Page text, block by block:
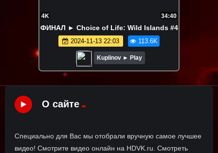
4K 34:40
ФИНАЛ ► Choice of Life: Wild Islands #4
2024-11-13 22:03 113.6K
Kuplinov ► Play
О сайте
Специально для Вас мы отобрали вручную самое лучшее
видео! Смотрите видео онлайн на HDVK.ru. Смотреть